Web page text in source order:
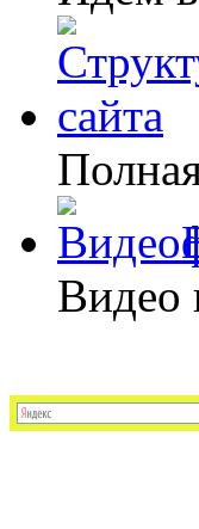
Видео